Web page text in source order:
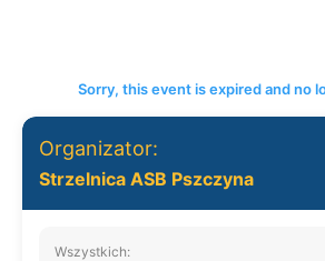
Sorry, this event is expired and no
Organizator:
Strzelnica ASB Pszczyna
Wszystkich: